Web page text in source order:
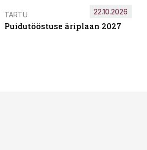
TARTU
Puidutööstuse äriplaan 2027
22.10.2026